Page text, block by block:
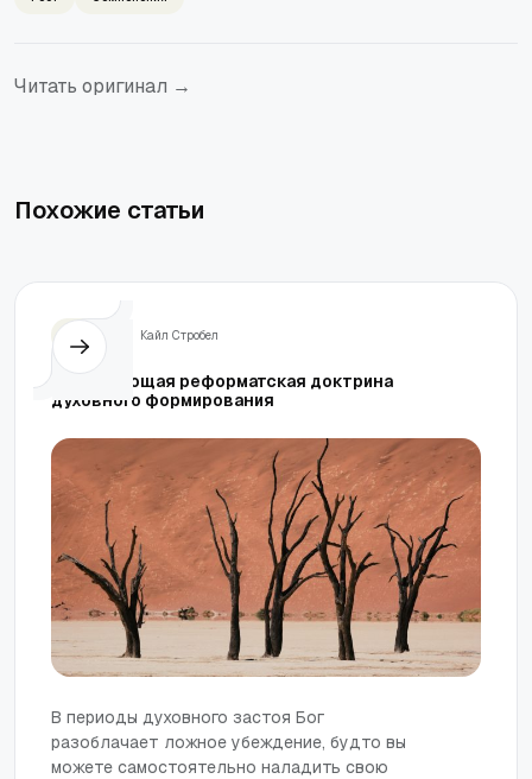
Читать оригинал →
Похожие статьи
Кайл Стробел
Недостающая реформатская доктрина
духовного формирования
В периоды духовного застоя Бог
разоблачает ложное убеждение, будто вы
можете самостоятельно наладить свою